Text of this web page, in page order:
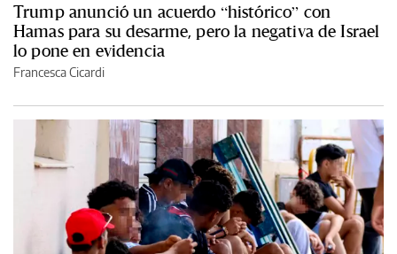
Trump anunció un acuerdo “histórico” con
Hamas para su desarme, pero la negativa de Israel
lo pone en evidencia
Francesca Cicardi